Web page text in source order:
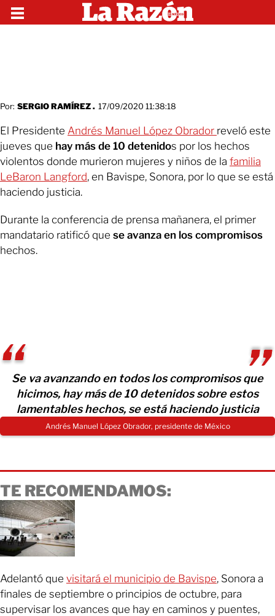
Por: SERGIO RAMÍREZ . 17/09/2020 11:38:18
El Presidente Andrés Manuel López Obrador reveló este
jueves que hay más de 10 detenidos por los hechos
violentos donde murieron mujeres y niños de la familia
LeBaron Langford, en Bavispe, Sonora, por lo que se está
haciendo justicia.
Durante la conferencia de prensa mañanera, el primer
mandatario ratificó que se avanza en los compromisos
hechos.
Se va avanzando en todos los compromisos que
hicimos, hay más de 10 detenidos sobre estos
lamentables hechos, se está haciendo justicia
Andrés Manuel López Obrador, presidente de México
TE RECOMENDAMOS:
Adelantó que visitará el municipio de Bavispe, Sonora a
finales de septiembre o principios de octubre, para
supervisar los avances que hay en caminos y puentes,